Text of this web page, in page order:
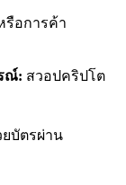
มูลการค้า ฯลฯ
รือการค้า
ณ์: สวอปคริปโต
ยบัตรผ่าน